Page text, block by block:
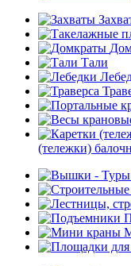
Тали
(тележки)